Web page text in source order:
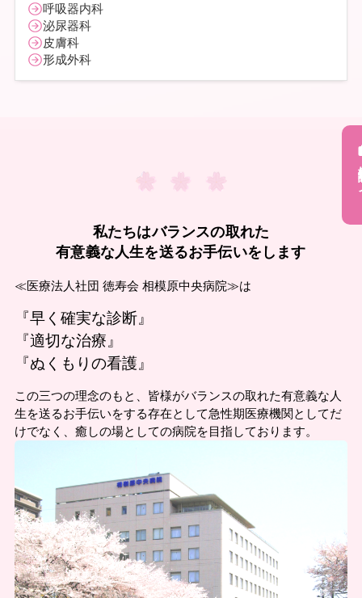
呼吸器内科
泌尿器科
皮膚科
形成外科
私たちはバランスの取れた
有意義な人生を送るお手伝いをします
≪医療法人社団 徳寿会 相模原中央病院≫は
『早く確実な診断』
『適切な治療』
『ぬくもりの看護』
この三つの理念のもと、皆様がバランスの取れた有意義な人
生を送るお手伝いをする存在として急性期医療機関としてだ
けでなく、癒しの場としての病院を目指しております。
採